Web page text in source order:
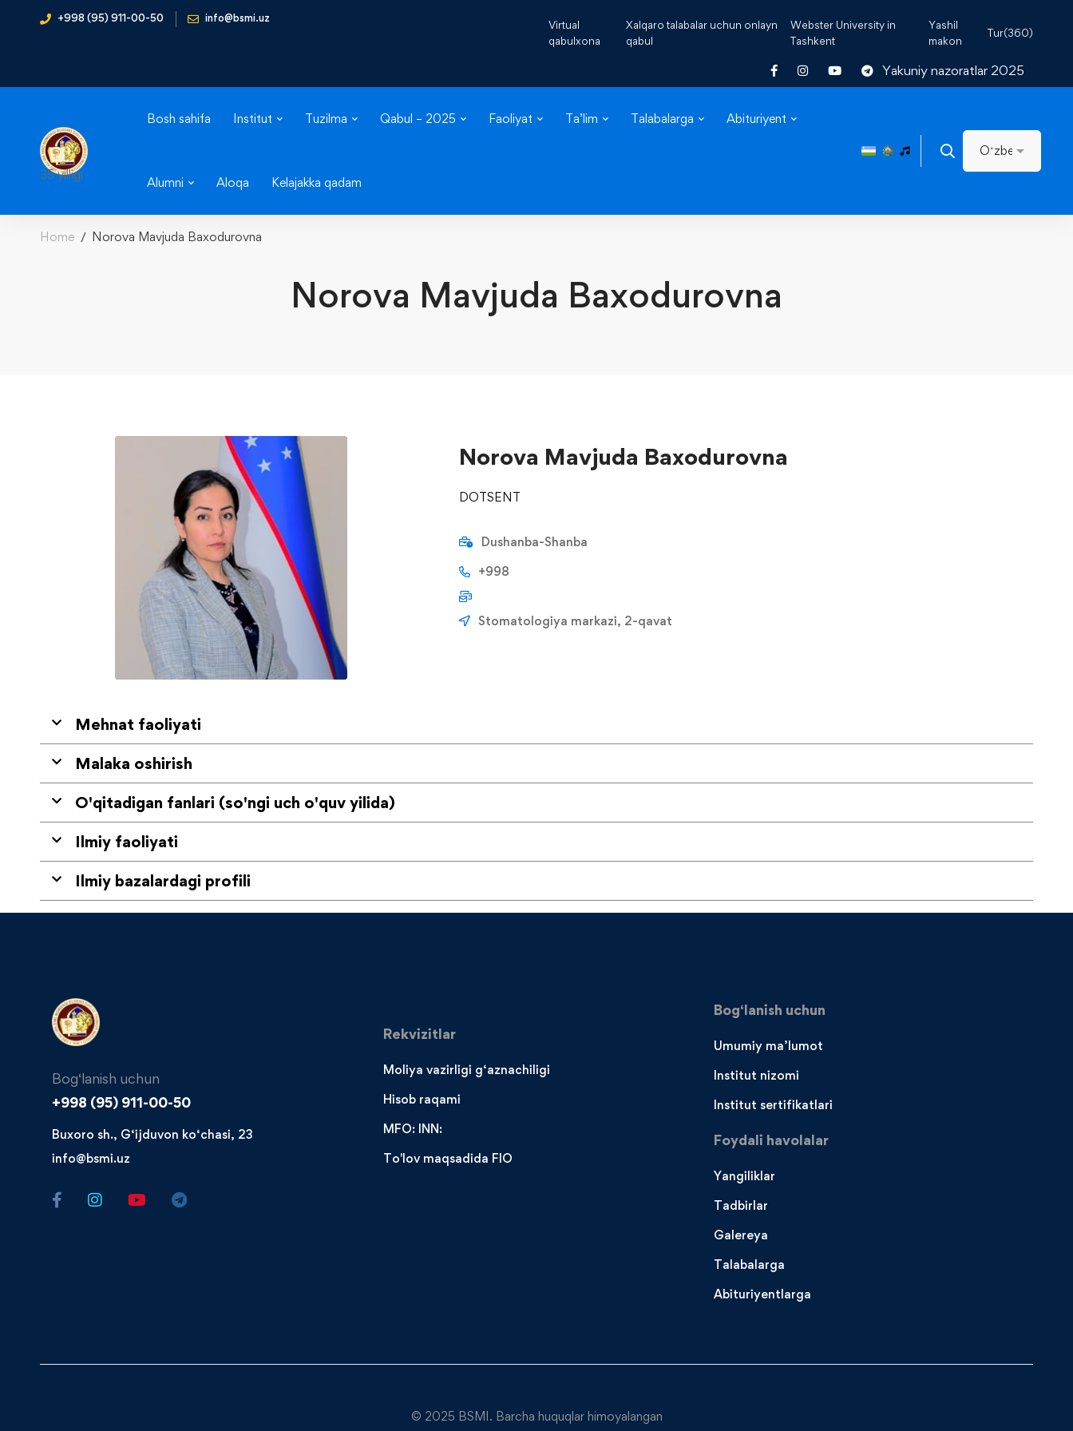
+998 (95) 911-00-50 info@bsmi.uz
Virtual
qabulxona
Xalqaro talabalar uchun onlayn
qabul
Webster University in
Tashkent
Yashil
makon
Tur(360)
Yakuniy nazoratlar 2025
35 yilligi
Bosh sahifa Institut Tuzilma Qabul – 2025 Faoliyat Ta’lim Talabalarga Abituriyent
Alumni Aloqa Kelajakka qadam
Home Norova Mavjuda Baxodurovna
Norova Mavjuda Baxodurovna
Norova Mavjuda Baxodurovna
DOTSENT
Dushanba-Shanba
+998
Stomatologiya markazi, 2-qavat
Mehnat faoliyati
Malaka oshirish
O'qitadigan fanlari (so'ngi uch o'quv yilida)
Ilmiy faoliyati
Ilmiy bazalardagi profili
Bog‘lanish uchun
+998 (95) 911-00-50​
Buxoro sh., G‘ijduvon ko‘chasi, 23
info@bsmi.uz
Rekvizitlar
Moliya vazirligi g‘aznachiligi
Hisob raqami
MFO: INN:
To'lov maqsadida FIO
Bog‘lanish uchun
Umumiy ma’lumot
Institut nizomi
Institut sertifikatlari
Foydali havolalar
Yangiliklar
Tadbirlar
Galereya
Talabalarga
Abituriyentlarga
© 2025 BSMI. Barcha huquqlar himoyalangan